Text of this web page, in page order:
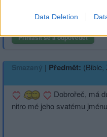
Data Deletion
Přihlásit se a odpovědět
Smazaný | Předmět: (Bible,
Dobrořeč, má
nitro mé jeho svatému